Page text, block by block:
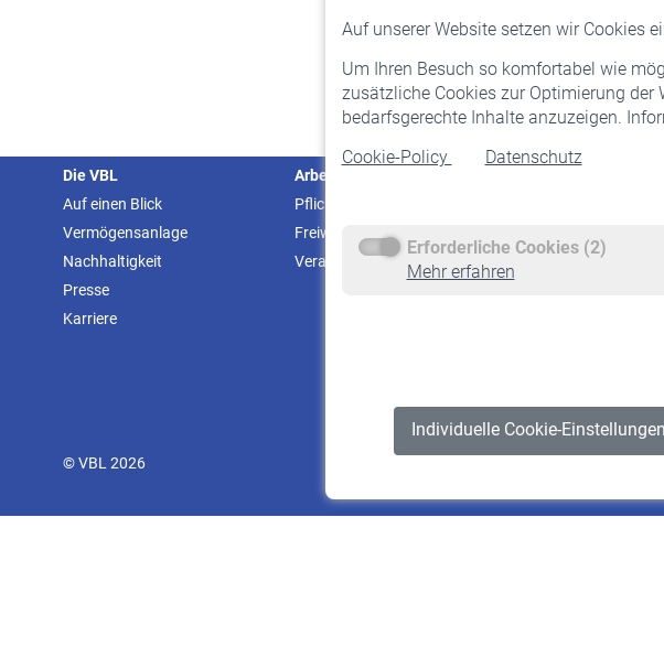
Auf unserer Website setzen wir Cookies
Um Ihren Besuch so komfortabel wie
zusätzliche Cookies zur Optimierung der
bedarfsgerechte Inhalte anzuzeigen.
Cookie-Policy
Datenschutz
Erforderliche Cookies (2)
Mehr erfahren
Individuelle Cookie-Einstellungen
Die VBL
Auf einen Blick
Vermögensanlage
Nachhaltigkeit
Presse
Karriere
Arbeitgeber
Pflichtversicherung
Freiwillige Versicherung
Veranstaltungen
Staatliche Förderung
© VBL 2026